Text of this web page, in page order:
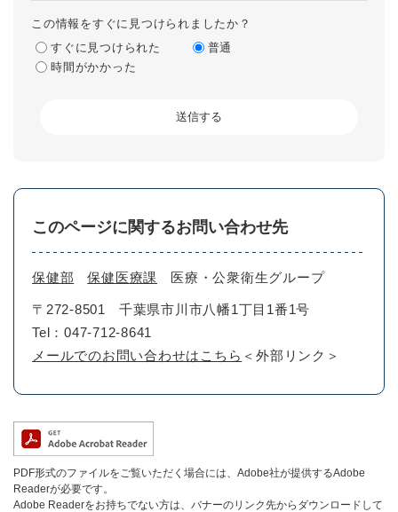
この情報をすぐに見つけられましたか？
すぐに見つけられた
普通
時間がかかった
このページに関するお問い合わせ先
保健部 保健医療課 医療・公衆衛生グループ
〒272-8501
千葉県市川市八幡1丁目1番1号
Tel：047-712-8641
メールでのお問い合わせはこちら ＜外部リンク＞
PDF形式のファイルをご覧いただく場合には、Adobe社が提供するAdobe
Readerが必要です。
Adobe Readerをお持ちでない方は、バナーのリンク先からダウンロードして